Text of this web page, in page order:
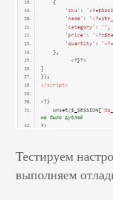
Тестируем
выполняем